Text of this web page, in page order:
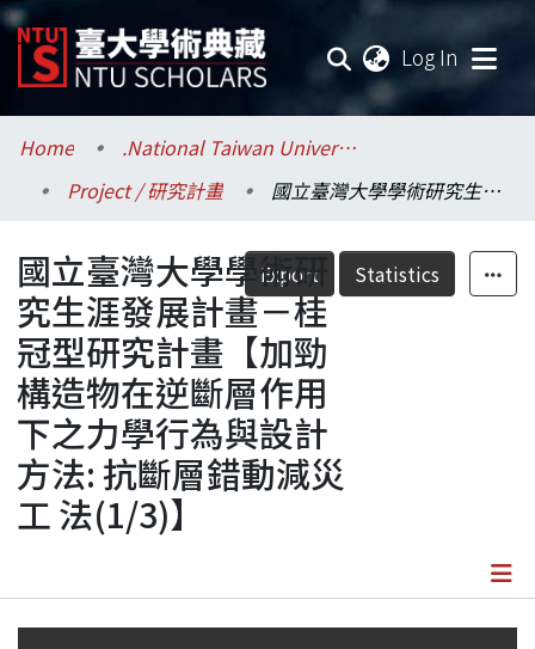
Log In
Communities & Collections
Research Outputs
Fundings & Projects
Researchers
Organizations
Statistics
Home
.National Taiwan University / 國立臺灣大學
Project / 研究計畫
國立臺灣大學學術研究生涯發展計畫－桂冠型研究計畫【加勁構造物在逆斷層作用下之力學行為與設計方法: 抗斷層錯動減災工 法(1/3)】
Export Statistics
國立臺灣大學學術研
究生涯發展計畫－桂
冠型研究計畫【加勁
構造物在逆斷層作用
下之力學行為與設計
方法: 抗斷層錯動減災
工 法(1/3)】
Details